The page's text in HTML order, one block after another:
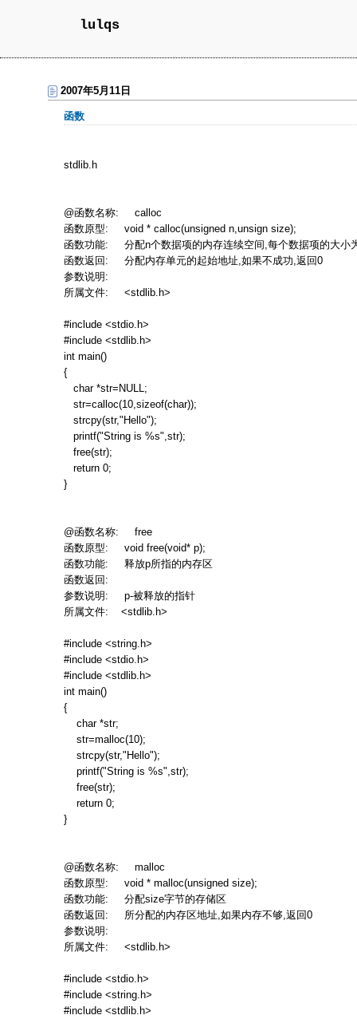
lulqs
2007年5月11日
函数
stdlib.h
@函数名称: calloc
函数原型: void * calloc(unsigned n,unsign size);
函数功能: 分配n个数据项的内存连续空间 每个数据项的大小
函数返回: 分配内存单元的起始地址 如果不成功 返回0
参数说明:
所属文件: <stdlib.h>
#include <stdio.h>
#include <stdlib.h>
int main()
{
char *str=NULL;
str=calloc(10,sizeof(char));
strcpy(str,"Hello");
printf("String is %s",str);
free(str);
return 0;
}
@函数名称: free
函数原型: void free(void* p);
函数功能: 释放p所指的内存区
函数返回:
参数说明: p-被释放的指针
所属文件: <stdlib.h>
#include <string.h>
#include <stdio.h>
#include <stdlib.h>
int main()
{
char *str;
str=malloc(10);
strcpy(str,"Hello");
printf("String is %s",str);
free(str);
return 0;
}
@函数名称: malloc
函数原型: void * malloc(unsigned size);
函数功能: 分配size字节的存储区
函数返回: 所分配的内存区地址 如果内存不够 返回0
参数说明:
所属文件: <stdlib.h>
#include <stdio.h>
#include <string.h>
#include <stdlib.h>